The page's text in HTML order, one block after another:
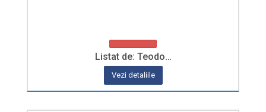
Listat de: Teodo…
Vezi detaliile